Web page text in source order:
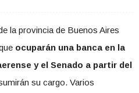
la provincia de Buenos Aires
ocuparán una banca en la
y el Senado a partir del
su cargo. Varios